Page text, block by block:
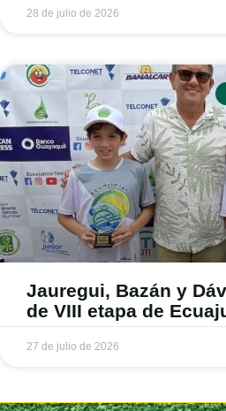
28 de julio de 2026
Jauregui, Bazán y
de VIII etapa de
27 de julio de 2026